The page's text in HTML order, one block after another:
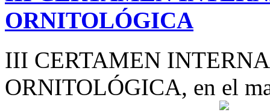
ORNITOLÓGICA
III CERTAMEN
ORNITOLÓGICA, en el